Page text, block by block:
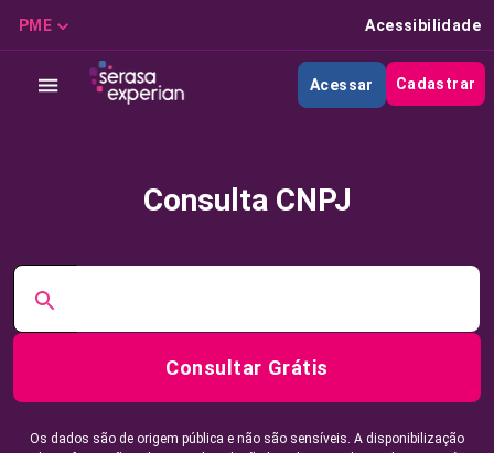
PME Acessibilidade
Acessar Cadastrar
Consulta CNPJ
Consultar Grátis
Os dados são de origem pública e não são sensíveis. A disponibilização